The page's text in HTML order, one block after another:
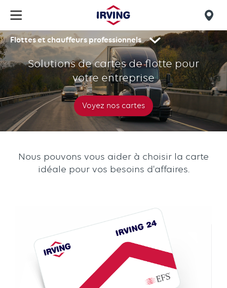
main
content
find
us
Secondary
navigation
Flottes et chauffeurs professionnels
Cartes
de
flotte
Irving
Solutions de cartes de flotte pour
votre entreprise
Voyez nos cartes
Nous pouvons vous aider à choisir la carte
idéale pour vos besoins d'affaires.
with
links
component